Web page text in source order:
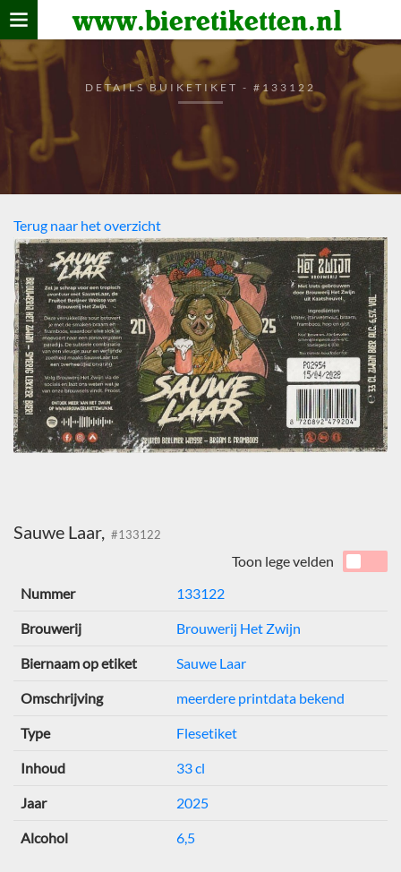
www.bieretiketten.nl
Home
verzamelen
De bierkaart
Bezoekers
DETAILS BUIKETIKET - #133122
Terug naar het overzicht
Sauwe Laar, #133122
Toon lege velden
Nummer
133122
Brouwerij Brouwerij Het Zwijn
Biernaam op etiket Sauwe Laar
Omschrijving meerdere printdata bekend
Type Flesetiket
Inhoud 33 cl
Jaar 2025
Alcohol 6,5